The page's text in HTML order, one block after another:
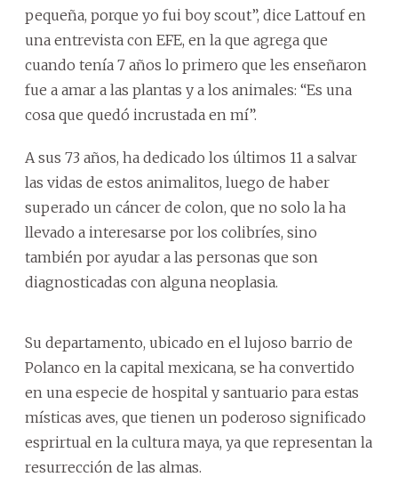
pequeña, porque yo fui boy scout”, dice Lattouf en
una entrevista con EFE, en la que agrega que
cuando tenía 7 años lo primero que les enseñaron
fue a amar a las plantas y a los animales: “Es una
cosa que quedó incrustada en mí”.
A sus 73 años, ha dedicado los últimos 11 a salvar
las vidas de estos animalitos, luego de haber
superado un cáncer de colon, que no solo la ha
llevado a interesarse por los colibríes, sino
también por ayudar a las personas que son
diagnosticadas con alguna neoplasia.
Su departamento, ubicado en el lujoso barrio de
Polanco en la capital mexicana, se ha convertido
en una especie de hospital y santuario para estas
místicas aves, que tienen un poderoso significado
esprirtual en la cultura maya, ya que representan la
resurrección de las almas.